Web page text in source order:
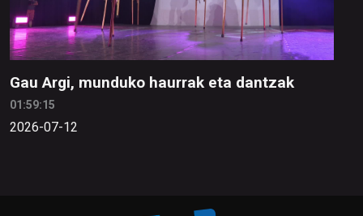
Gau Argi, munduko haurrak eta dantzak
01:59:15
2026-07-12